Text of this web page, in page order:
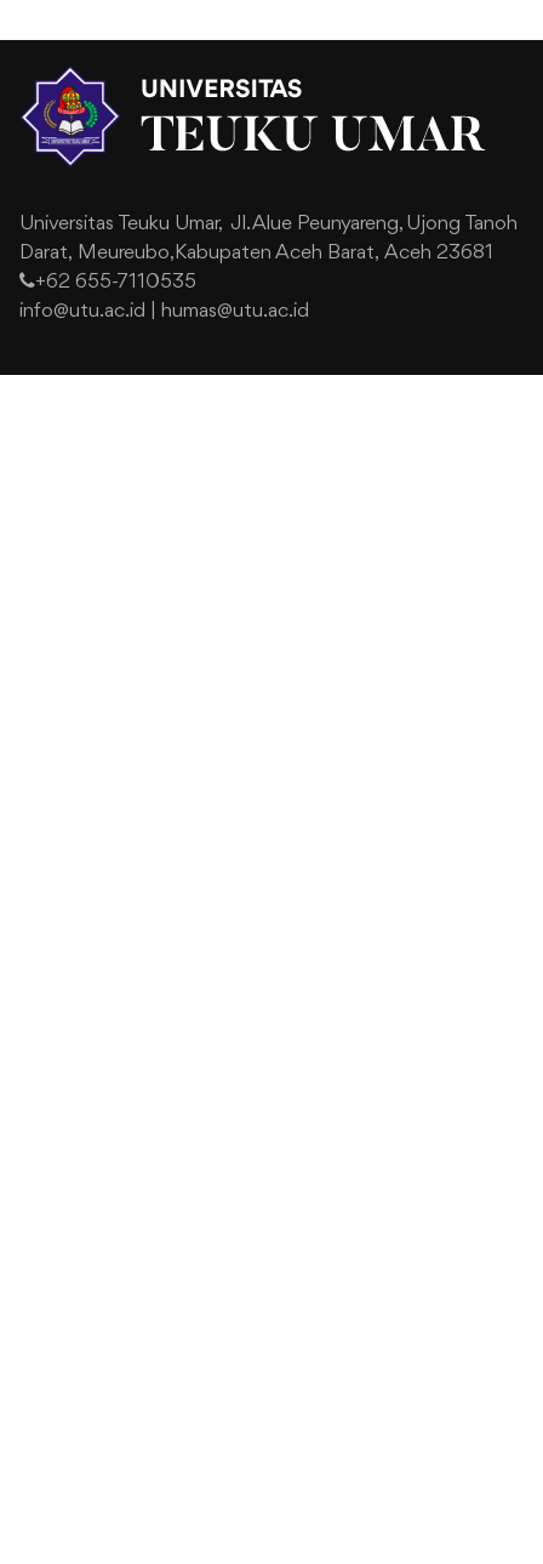
Universitas Teuku Umar, Jl. Alue Peunyareng, Ujong Tanoh
Darat, Meureubo,Kabupaten Aceh Barat, Aceh 23681
+62 655-7110535
info@utu.ac.id
humas@utu.ac.id